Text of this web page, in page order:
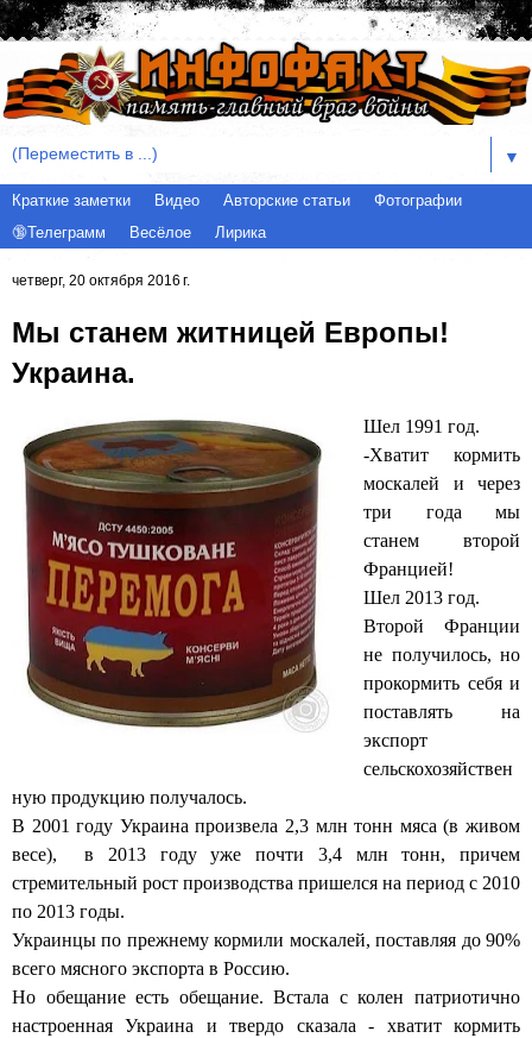
▼
Краткие заметки Видео Авторские статьи
Фотографии
🔞Телеграмм
Весёлое Лирика
четверг, 20 октября 2016 г.
Мы станем житницей Европы!
Украина.
Шел 1991 год.
-Хватит кормить
москалей и через
три года мы
станем второй
Францией!
Шел 2013 год.
Второй Франции
не получилось, но
прокормить себя и
поставлять на
экспорт
сельскохозяйствен
ную продукцию получалось.
В 2001 году Украина произвела 2,3 млн тонн мяса (в живом
весе), в 2013 году уже почти 3,4 млн тонн, причем
стремительный рост производства пришелся на период с 2010
по 2013 годы.
Украинцы по прежнему кормили москалей, поставляя до 90%
всего мясного экспорта в Россию.
Но обещание есть обещание. Встала с колен патриотично
настроенная Украина и твердо сказала - хватит кормить